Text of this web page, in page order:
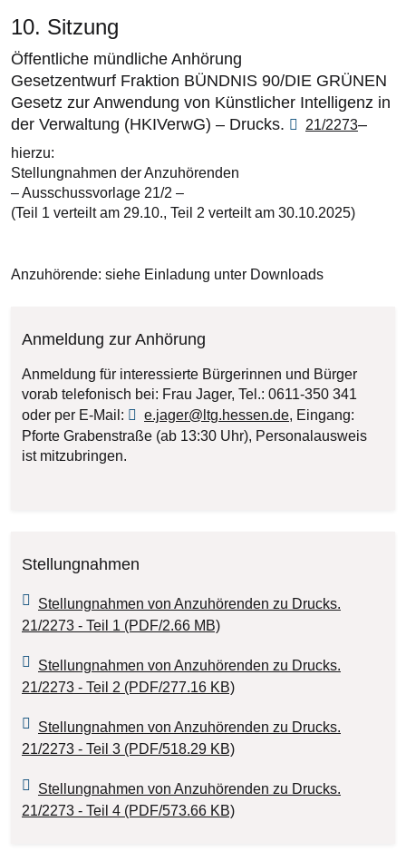
10. Sitzung
Öffentliche mündliche Anhörung
Gesetzentwurf Fraktion BÜNDNIS 90/DIE GRÜNEN
Gesetz zur Anwendung von Künstlicher Intelligenz in
der Verwaltung (HKIVerwG) – Drucks.
21/2273–
hierzu:
Stellungnahmen der Anzuhörenden
– Ausschussvorlage 21/2 –
(Teil 1 verteilt am 29.10., Teil 2 verteilt am 30.10.2025)
Anzuhörende: siehe Einladung unter Downloads
Anmeldung zur Anhörung
Anmeldung für interessierte Bürgerinnen und Bürger
vorab telefonisch bei: Frau Jager, Tel.: 0611-350 341
oder per E-Mail:
e.jager@ltg.hessen.de, Eingang:
Pforte Grabenstraße (ab 13:30 Uhr), Personalausweis
ist mitzubringen.
Stellungnahmen
Stellungnahmen von Anzuhörenden zu Drucks.
21/2273 - Teil 1 (PDF/2.66 MB)
Stellungnahmen von Anzuhörenden zu Drucks.
21/2273 - Teil 2 (PDF/277.16 KB)
Stellungnahmen von Anzuhörenden zu Drucks.
21/2273 - Teil 3 (PDF/518.29 KB)
Stellungnahmen von Anzuhörenden zu Drucks.
21/2273 - Teil 4 (PDF/573.66 KB)